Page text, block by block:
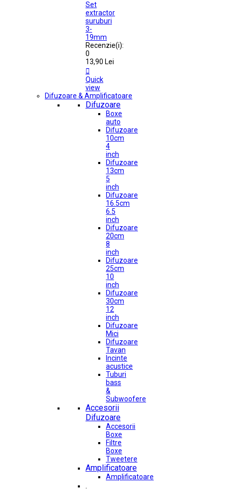
Set
extractor
suruburi
3-
19mm
Recenzie(i):
0
13,90 Lei

Quick
view
Difuzoare & Amplificatoare
Difuzoare
Boxe
auto
Difuzoare
10cm
4
inch
Difuzoare
13cm
5
inch
Difuzoare
16.5cm
6.5
inch
Difuzoare
20cm
8
inch
Difuzoare
25cm
10
inch
Difuzoare
30cm
12
inch
Difuzoare
Mici
Difuzoare
Tavan
Incinte
acustice
Tuburi
bass
&
Subwoofere
Accesorii
Difuzoare
Accesorii
Boxe
Filtre
Boxe
Tweetere
Amplificatoare
Amplificatoare
.